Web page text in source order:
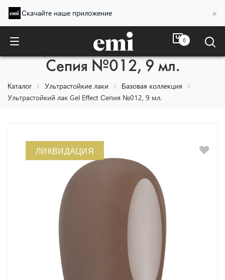
Скачайте наше приложение ×
0
Ультрастойкий лак Gel Effect
Сепия №012, 9 мл.
Каталог Ультрастойкие лаки
Базовая коллекция
Ультрастойкий лак Gel Effect Сепия №012, 9 мл.
ЛИКВИДАЦИЯ